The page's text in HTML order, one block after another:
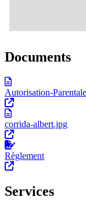
Documents
Autorisation-
corrida-albert.jpg
Règlement
Services